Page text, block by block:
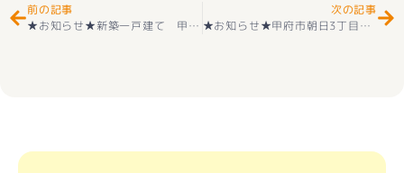
前の記事
★お知らせ★新築一戸建て 甲府市山宮町 第７ 2階建 ４ＬＤＫ 全3棟 2階建 耐震等級3取得 ＋住宅性能評価付 ガスコンロ＋ガス給湯器 好評販売中
次の記事
★お知らせ★甲府市朝日3丁目 物件ご契約ありがとうございます(^_-)-☆